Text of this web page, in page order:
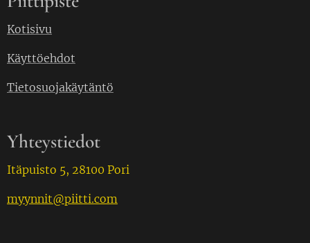
Kotisivu
Käyttöehdot
Tietosuojakäytäntö
Yhteystiedot
Itäpuisto 5, 28100 Pori
myynnit@piitti.com